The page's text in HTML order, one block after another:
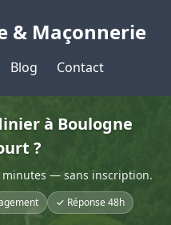
& Maçonnerie
Blog Contact
à Boulogne
?
minutes — sans inscription.
✓ Réponse 48h